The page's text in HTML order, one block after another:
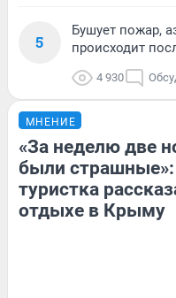
5
Бушует пожар,
происходит
4 930
МНЕНИЕ
«За неделю две
были страшные»:
туристка
отдыхе в Крыму